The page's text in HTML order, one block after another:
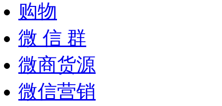
购物
微 信 群
微商货源
微信营销